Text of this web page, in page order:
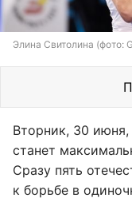
Элина Свитолина (фото:
Вторник, 30
станет
Сразу пять
к борьбе в